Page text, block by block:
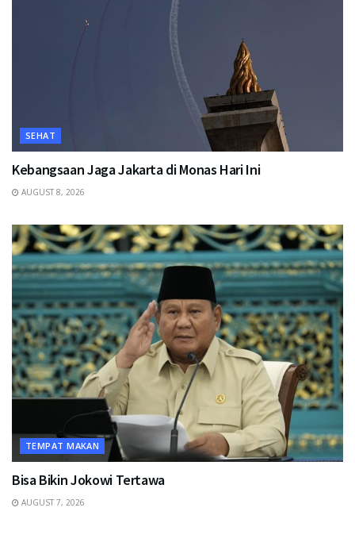
SEHAT
Kebangsaan Jaga Jakarta di Monas Hari Ini
AUGUST 8, 2026
TEMPAT MAKAN
Bisa Bikin Jokowi Tertawa
AUGUST 7, 2026